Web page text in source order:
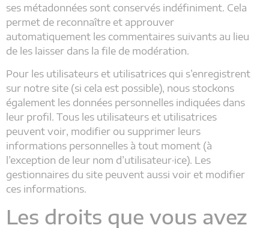
ses métadonnées sont conservés indéfiniment. Cela
permet de reconnaître et approuver
automatiquement les commentaires suivants au lieu
de les laisser dans la file de modération.
Pour les utilisateurs et utilisatrices qui s’enregistrent
sur notre site (si cela est possible), nous stockons
également les données personnelles indiquées dans
leur profil. Tous les utilisateurs et utilisatrices
peuvent voir, modifier ou supprimer leurs
informations personnelles à tout moment (à
l’exception de leur nom d’utilisateur·ice). Les
gestionnaires du site peuvent aussi voir et modifier
ces informations.
Les droits que vous avez